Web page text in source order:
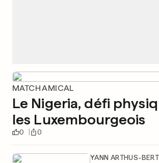
MATCH AMICAL
Le Nigeria, défi
les Luxembourgeois
0 0
YANN ARTHUS-